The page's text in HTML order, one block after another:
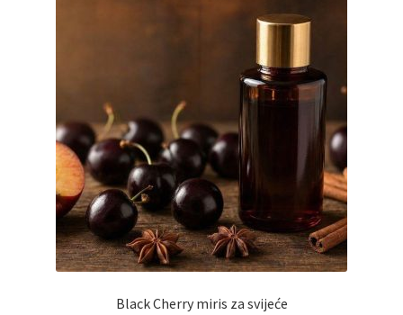
Opcije
mogu
odabrati
stranici
proizvoda
Black Cherry miris za svijeće